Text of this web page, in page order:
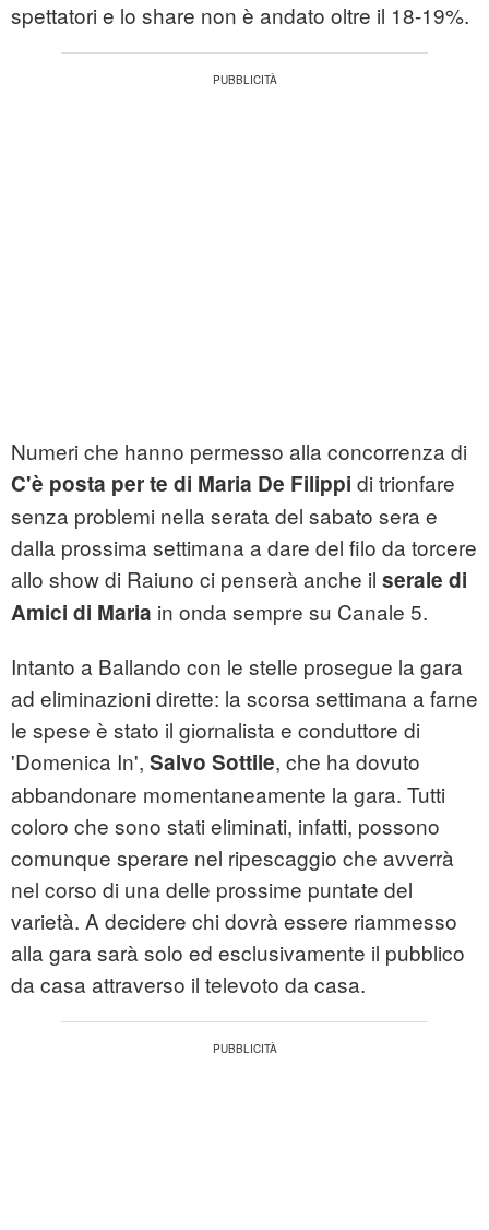
spettatori e lo share non è andato oltre il 18-19%.
Numeri che hanno permesso alla concorrenza di
C'è posta per te di Maria De Filippi di trionfare
senza problemi nella serata del sabato sera e
dalla prossima settimana a dare del filo da torcere
allo show di Raiuno ci penserà anche il serale di
Amici di Maria in onda sempre su Canale 5.
Intanto a Ballando con le stelle prosegue la gara
ad eliminazioni dirette: la scorsa settimana a farne
le spese è stato il giornalista e conduttore di
'Domenica In', Salvo Sottile, che ha dovuto
abbandonare momentaneamente la gara. Tutti
coloro che sono stati eliminati, infatti, possono
comunque sperare nel ripescaggio che avverrà
nel corso di una delle prossime puntate del
varietà. A decidere chi dovrà essere riammesso
alla gara sarà solo ed esclusivamente il pubblico
da casa attraverso il televoto da casa.